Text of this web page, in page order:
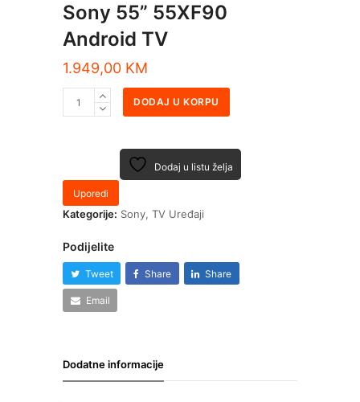
Sony 55” 55XF90
Android TV
1.949,00 KM
DODAJ U KORPU
Dodaj u listu želja
Uporedi
Kategorije: Sony,TV Uređaji
Podijelite
Tweet Share Share
Email
Dodatne informacije